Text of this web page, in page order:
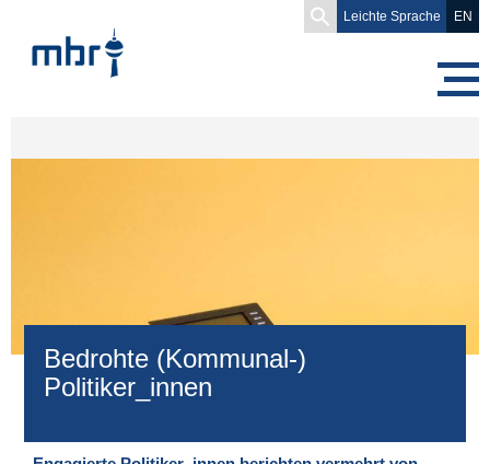
Search
for:
Leichte Sprache EN
Bedrohte (Kommunal-)
Politiker_innen